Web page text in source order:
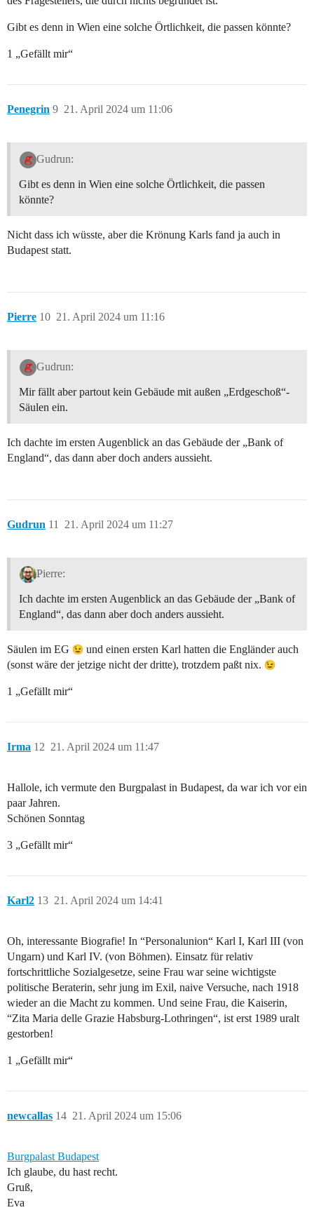
Gibt es denn in Wien eine solche Örtlichkeit, die passen könnte?
1 „Gefällt mir“
Penegrin 21. April 2024 um 11:06
9
Gudrun:
Gibt es denn in Wien eine solche Örtlichkeit, die passen
könnte?
Nicht dass ich wüsste, aber die Krönung Karls fand ja auch in
Budapest statt.
Pierre 21. April 2024 um 11:16
10
Gudrun:
Mir fällt aber partout kein Gebäude mit außen „Erdgeschoß“-
Säulen ein.
Ich dachte im ersten Augenblick an das Gebäude der „Bank of
England“, das dann aber doch anders aussieht.
Gudrun 21. April 2024 um 11:27
11
Pierre:
Ich dachte im ersten Augenblick an das Gebäude der „Bank of
England“, das dann aber doch anders aussieht.
Säulen im EG
und einen ersten Karl hatten die Engländer auch
(sonst wäre der jetzige nicht der dritte), trotzdem paßt nix.
1 „Gefällt mir“
Irma 21. April 2024 um 11:47
12
Hallole, ich vermute den Burgpalast in Budapest, da war ich vor ein
paar Jahren.
Schönen Sonntag
3 „Gefällt mir“
Karl2 21. April 2024 um 14:41
13
Oh, interessante Biografie! In “Personalunion“ Karl I, Karl III (von
Ungarn) und Karl IV. (von Böhmen). Einsatz für relativ
fortschrittliche Sozialgesetze, seine Frau war seine wichtigste
politische Beraterin, sehr jung im Exil, naive Versuche, nach 1918
wieder an die Macht zu kommen. Und seine Frau, die Kaiserin,
“Zita Maria delle Grazie Habsburg-Lothringen“, ist erst 1989 uralt
gestorben!
1 „Gefällt mir“
newcallas 21. April 2024 um 15:06
14
Burgpalast Budapest
Ich glaube, du hast recht.
Gruß,
Eva